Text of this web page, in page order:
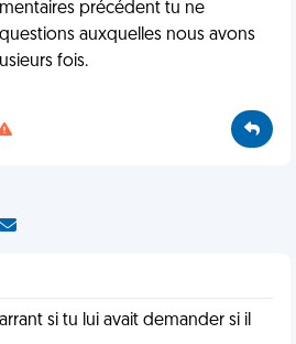
précédent tu ne
auxquelles nous avons
fois.
si tu lui avait demander si il